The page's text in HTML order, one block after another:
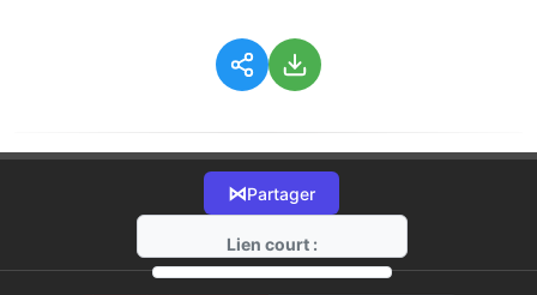
⋈Partager
Lien court :